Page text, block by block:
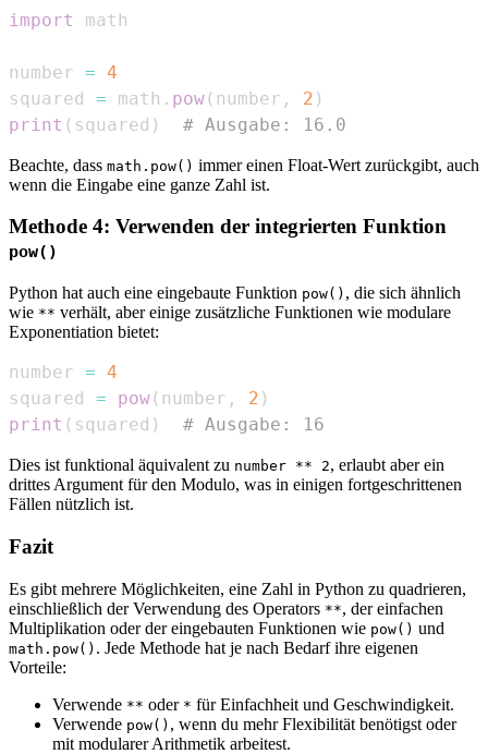
import
number = 4
squared = math . pow( number , 2 )
print ( squared ) # Ausgabe: 16.0
Beachte, dass math.pow() immer einen Float-Wert zurückgibt, auch
wenn die Eingabe eine ganze Zahl ist.
Methode 4: Verwenden der integrierten Funktion
pow()
Python hat auch eine eingebaute Funktion pow() , die sich ähnlich
wie ** verhält, aber einige zusätzliche Funktionen wie modulare
Exponentiation bietet:
number = 4
squared = pow( number , 2 )
print ( squared ) # Ausgabe: 16
Dies ist funktional äquivalent zu number ** 2, erlaubt aber ein
drittes Argument für den Modulo, was in einigen fortgeschrittenen
Fällen nützlich ist.
Fazit
Es gibt mehrere Möglichkeiten, eine Zahl in Python zu quadrieren,
einschließlich der Verwendung des Operators **, der einfachen
Multiplikation oder der eingebauten Funktionen wie pow() und
math.pow() . Jede Methode hat je nach Bedarf ihre eigenen
Vorteile:
Verwende ** oder * für Einfachheit und Geschwindigkeit.
Verwende pow() , wenn du mehr Flexibilität benötigst oder
mit modularer Arithmetik arbeitest.